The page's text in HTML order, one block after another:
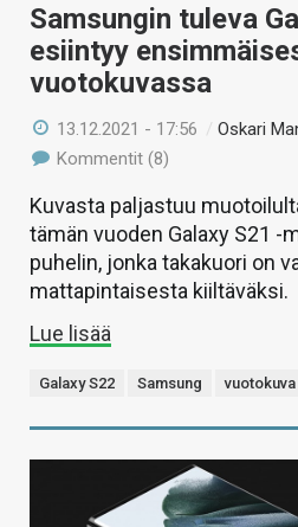
Samsungin tuleva
esiintyy
vuotokuvassa
13.12.2021 - 17:56 /Oskari
Kommentit (8)
Kuvasta paljastuu
tämän vuoden Galaxy S21 -
puhelin, jonka takakuori on
mattapintaisesta kiiltäväksi.
Lue lisää
Galaxy S22 Samsung vuotokuva